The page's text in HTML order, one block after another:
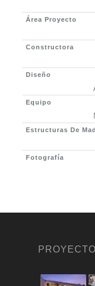
Área Proyecto
Constructora
Diseño
Equipo
Estructuras De
Fotografía